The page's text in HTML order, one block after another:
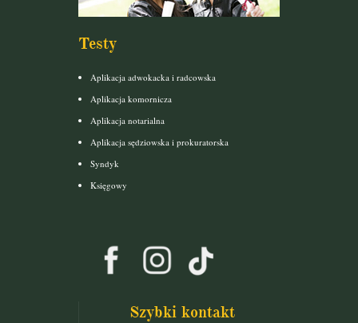
Testy
Aplikacja adwokacka i radcowska
Aplikacja komornicza
Aplikacja notarialna
Aplikacja sędziowska i prokuratorska
Syndyk
Księgowy
Szybki kontakt